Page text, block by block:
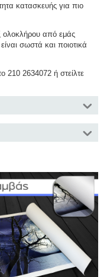
κατασκευής για πιο
ολοκλήρου από εμάς
σωστά και ποιοτικά
210 2634072 ή στείλτε